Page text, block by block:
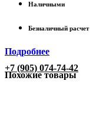
+7 (905) 074-74-42
Наличными
Безналичный расчет
Подробнее
Похожие товары